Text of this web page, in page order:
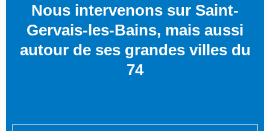
Nous intervenons sur Saint-
Gervais-les-Bains, mais aussi
autour de ses grandes villes du
74